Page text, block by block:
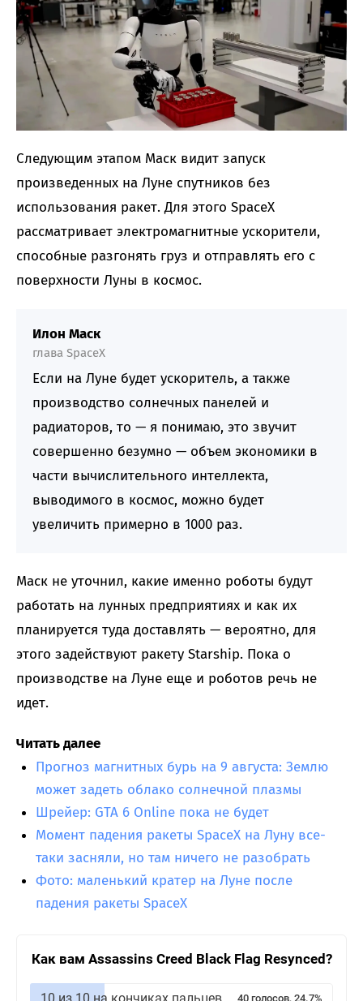
Следующим этапом Маск видит запуск
произведенных на Луне спутников без
использования ракет. Для этого SpaceX
рассматривает электромагнитные ускорители,
способные разгонять груз и отправлять его с
поверхности Луны в космос.
Илон Маск
глава SpaceX
Если на Луне будет ускоритель, а также
производство солнечных панелей и
радиаторов, то — я понимаю, это звучит
совершенно безумно — объем экономики в
части вычислительного интеллекта,
выводимого в космос, можно будет
увеличить примерно в 1000 раз.
Маск не уточнил, какие именно роботы будут
работать на лунных предприятиях и как их
планируется туда доставлять — вероятно, для
этого задействуют ракету Starship. Пока о
производстве на Луне еще и роботов речь не
идет.
Читать далее
Прогноз магнитных бурь на 9 августа: Землю
может задеть облако солнечной плазмы
Шрейер: GTA 6 Online пока не будет
Момент падения ракеты SpaceX на Луну все-
таки засняли, но там ничего не разобрать
Фото: маленький кратер на Луне после
падения ракеты SpaceX
Как вам Assassins Creed Black Flag Resynced?
40 голосов, 24.7%